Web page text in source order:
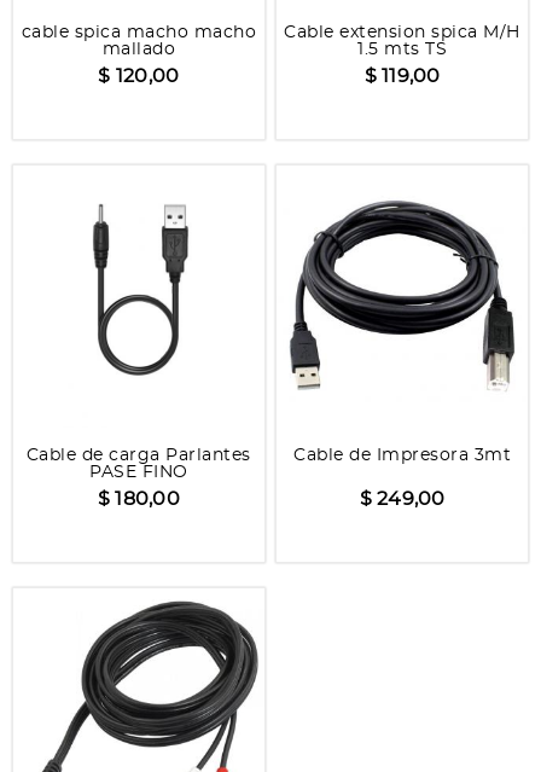
cable spica macho macho
mallado
$ 120,00
Cable extension spica M/H
1.5 mts TS
$ 119,00
Cable de carga Parlantes
PASE FINO
$ 180,00
Cable de Impresora 3mt
$ 249,00